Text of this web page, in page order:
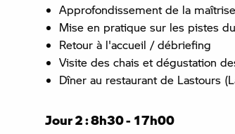
Approfondissement de la
Mise en pratique sur les pistes
Retour à l'accueil / débriefing
Visite des chais et dégustation
Dîner au restaurant de Lastours
Jour 2 : 8h30 - 17h00